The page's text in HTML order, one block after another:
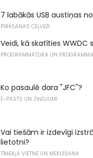
7 labākās USB austiņas
PIRKŠANAS CEĻVEŽI
Veidi, kā skatīties WWDC
PROGRAMMATŪRA UN
Ko pasaulē dara "JFC"?
E-PASTS UN ZIŅOJUMI
Vai tiešām ir izdevīgi
lietotni?
TĪMEKĻA VIETNE UN MEKLĒŠANA